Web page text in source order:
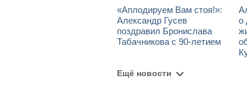
«Аплодируем Вам стоя!»:
Александр Гусев
поздравил Бронислава
Табачникова с 90-летием
о
Ещё новости